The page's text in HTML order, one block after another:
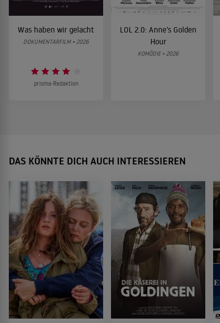
Was haben wir gelacht
DOKUMENTARFILM • 2026
prisma-Redaktion
LOL 2.0: Anne’s Golden
Hour
KOMÖDIE • 2026
DAS KÖNNTE DICH AUCH INTERESSIEREN